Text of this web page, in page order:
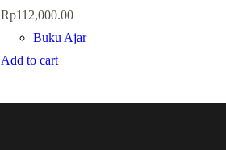
Rp112,000.00
Buku Ajar
Add to cart